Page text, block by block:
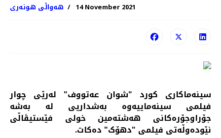
هەواڵی هونەری 14 November 2021
سینەماكاری كورد "شوان عەتووف" لەرێی چوار
فیلمی سینەماییەوە بەشداریی له به‌شه‌
جۆراوجۆره‌کانی ‌هەشتەمین خولی فێستیڤاڵی
نێودەوڵەتی فیلمی "دهۆک" دەكات.